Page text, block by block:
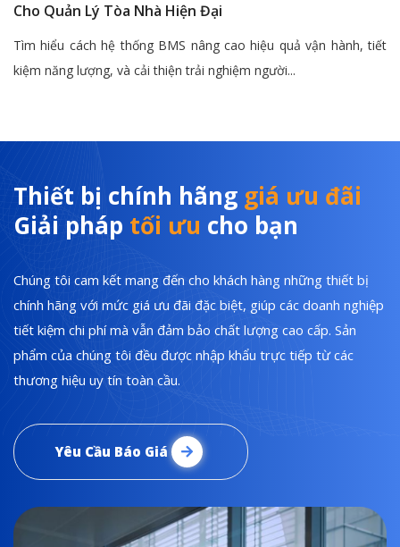
Cho Quản Lý Tòa Nhà Hiện Đại
Tìm hiểu cách hệ thống BMS nâng cao hiệu quả vận hành, tiết
kiệm năng lượng, và cải thiện trải nghiệm người...
Thiết bị chính hãng giá ưu đãi
Giải pháp tối ưu cho bạn
Chúng tôi cam kết mang đến cho khách hàng những thiết bị
chính hãng với mức giá ưu đãi đặc biệt, giúp các doanh nghiệp
tiết kiệm chi phí mà vẫn đảm bảo chất lượng cao cấp. Sản
phẩm của chúng tôi đều được nhập khẩu trực tiếp từ các
thương hiệu uy tín toàn cầu.
Yêu Cầu Báo Giá